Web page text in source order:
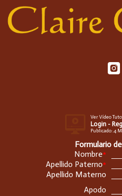
Ver Vídeo
Login -
Publicado: 4
Formulario
Nombre*
Apellido Paterno*
Apellido Materno
Apodo